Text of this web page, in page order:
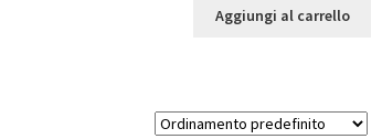
Aggiungi al carrello